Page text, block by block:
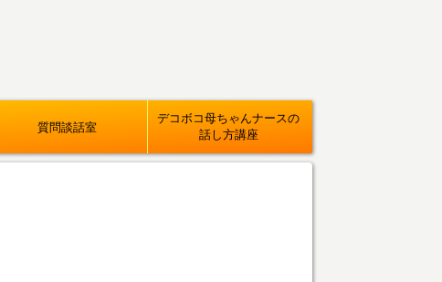
質問談話室
デコボコ母ちゃんナースの
話し方講座